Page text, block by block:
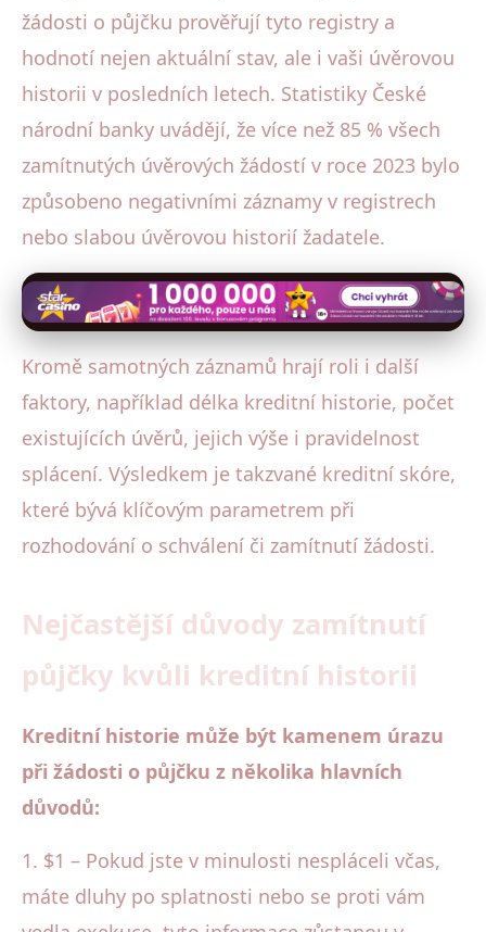
žádosti o půjčku prověřují tyto registry a
hodnotí nejen aktuální stav, ale i vaši úvěrovou
historii v posledních letech. Statistiky České
národní banky uvádějí, že více než 85 % všech
zamítnutých úvěrových žádostí v roce 2023 bylo
způsobeno negativními záznamy v registrech
nebo slabou úvěrovou historií žadatele.
Kromě samotných záznamů hrají roli i další
faktory, například délka kreditní historie, počet
existujících úvěrů, jejich výše i pravidelnost
splácení. Výsledkem je takzvané kreditní skóre,
které bývá klíčovým parametrem při
rozhodování o schválení či zamítnutí žádosti.
Nejčastější důvody zamítnutí
půjčky kvůli kreditní historii
Kreditní historie může být kamenem úrazu
při žádosti o půjčku z několika hlavních
důvodů:
1. $1 – Pokud jste v minulosti nespláceli včas,
máte dluhy po splatnosti nebo se proti vám